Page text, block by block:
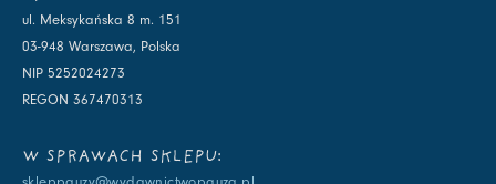
ul. Meksykańska 8 m. 151
03-948 Warszawa, Polska
NIP 5252024273
REGON 367470313
W SPRAWACH SKLEPU: